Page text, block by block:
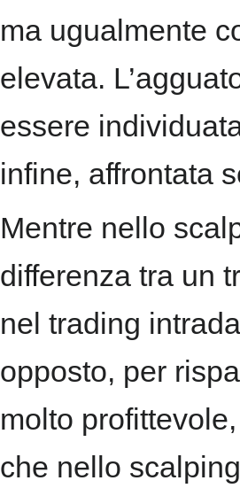
ma ugualmente
elevata.
essere
infine, affrontata
Mentre nello
differenza tra un
nel trading
opposto, per
molto
che nello